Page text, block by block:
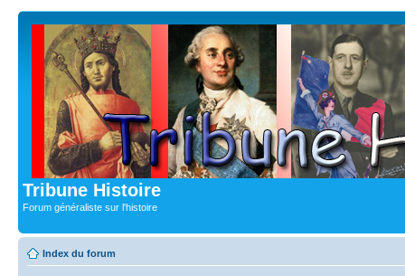
Tribune Histoire
Forum généraliste sur l'histoire
Index du forum